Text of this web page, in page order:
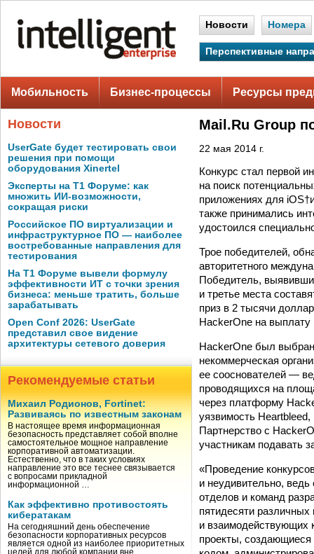
Новости Номера
Перспективные
Мобильность Бизнес-процессы Ресурсы
Новости
UserGate будет тестировать свои
решения при помощи
оборудования Xinertel
Эксперты на Т1 Форуме: как
множить ИИ-возможности,
сокращая риски
Российское ПО виртуализации и
инфраструктурное ПО — наиболее
востребованные направления для
тестирования
На Т1 Форуме вывели формулу
эффективности ИТ с точки зрения
бизнеса: меньше тратить, больше
зарабатывать
Open Conf 2026: UserGate
представил свое видение
архитектуры сетевого доверия
Рекомендуемые статьи
Михаил Родионов, Fortinet:
Развиваясь по известным законам
В настоящее время информационная
безопасность представляет собой вполне
самостоятельное мощное направление
корпоративной автоматизации.
Естественно, что в таких условиях
направление это все теснее связывается
с вопросами прикладной
информационной …
Как эффективно противостоять
кибератакам
На сегодняшний день обеспечение
безопасности корпоративных ресурсов
является одной из наиболее приоритетных
целей для любой компании вне
Mail.Ru Group
22 мая 2014 г.
Конкурс стал первой
на поиск
приложениях для
также принимались
удостоился
Трое победителей,
авторитетного
Победитель,
и третье места
приз в 2 тысячи
HackerOne на
HackerOne был
некоммерческая
ее сооснователей —
проводящихся на
через платформу
уязвимость
Партнерство с
участникам подавать
«Проведение
и неудивительно,
отделов и команд
пятидесяти различных
и взаимодействующих
проекты, создающиеся